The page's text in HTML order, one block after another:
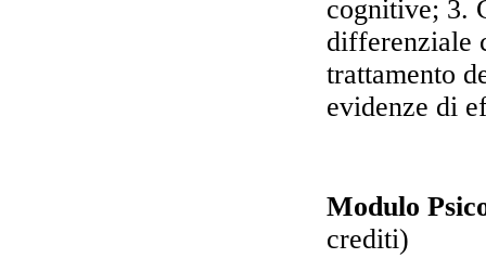
cognitive; 3.
differenziale
trattamento
evidenze di
Modulo
crediti)